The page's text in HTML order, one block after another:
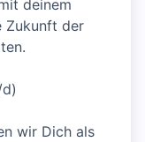
deinem
Zukunft der
wir Dich als